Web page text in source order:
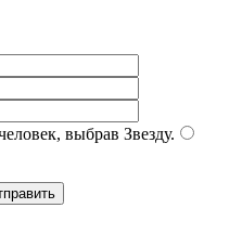
выбрав Звезду.